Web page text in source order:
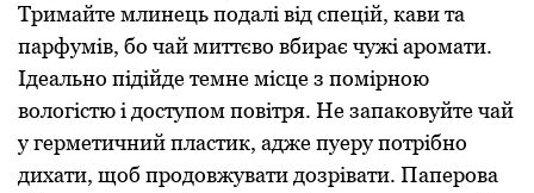
Тримайте млинець подалі від спецій, кави та
парфумів, бо чай миттєво вбирає чужі аромати.
Ідеально підійде темне місце з помірною
вологістю і доступом повітря. Не запаковуйте чай
у герметичний пластик, адже пуеру потрібно
дихати, щоб продовжувати дозрівати. Паперова